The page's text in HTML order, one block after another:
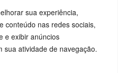
sua experiência,
conteúdo nas redes sociais,
e exibir anúncios
sua atividade de navegação.